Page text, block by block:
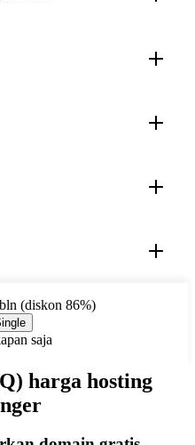
(diskon 86%)
saja
harga hosting